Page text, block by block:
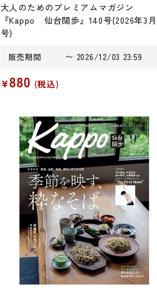
大人のためのプレミアムマガジン
『Kappo 仙台闊歩』140号(2026年3月
号)
販売期間 〜 2026/12/03 23:59
¥880 税込